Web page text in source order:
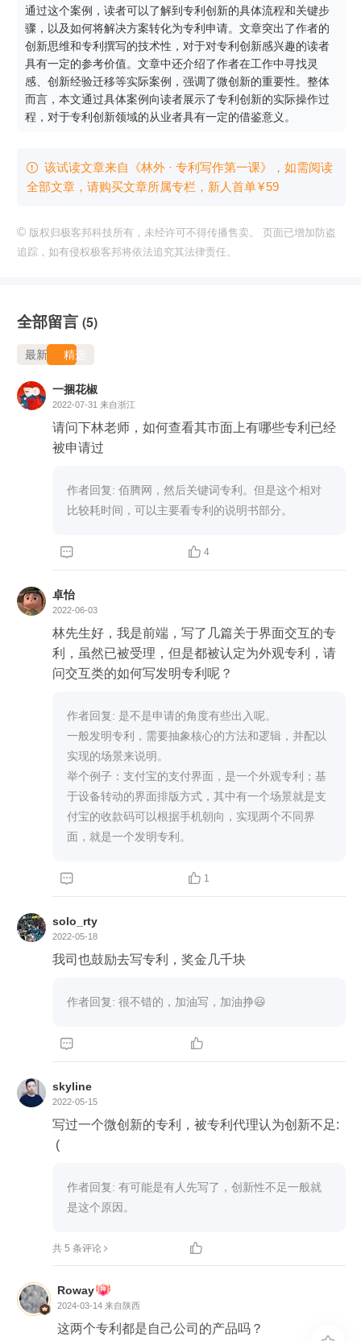
通过这个案例，读者可以了解到专利创新的具体流程和关键步
骤，以及如何将解决方案转化为专利申请。文章突出了作者的
创新思维和专利撰写的技术性，对于对专利创新感兴趣的读者
具有一定的参考价值。文章中还介绍了作者在工作中寻找灵
感、创新经验迁移等实际案例，强调了微创新的重要性。整体
而言，本文通过具体案例向读者展示了专利创新的实际操作过
程，对于专利创新领域的从业者具有一定的借鉴意义。
 该试读文章来自《林外 · 专利写作第一课》，如需阅读
全部文章，请购买文章所属专栏 ，新⼈⾸单¥59
© 版权归极客邦科技所有，未经许可不得传播售卖。 页面已增加防盗
追踪，如有侵权极客邦将依法追究其法律责任。
全部留言 (5)
最新 精选
一捆花椒
2022-07-31 来自浙江
请问下林老师，如何查看其市面上有哪些专利已经
被申请过
作者回复: 佰腾网，然后关键词专利。但是这个相对
比较耗时间，可以主要看专利的说明书部分。
  4
卓怡
2022-06-03
林先生好，我是前端，写了几篇关于界面交互的专
利，虽然已被受理，但是都被认定为外观专利，请
问交互类的如何写发明专利呢？
作者回复: 是不是申请的角度有些出入呢。
一般发明专利，需要抽象核心的方法和逻辑，并配以
实现的场景来说明。
举个例子：支付宝的支付界面，是一个外观专利；基
于设备转动的界面排版方式，其中有一个场景就是支
付宝的收款码可以根据手机朝向，实现两个不同界
面，就是一个发明专利。
  1
solo_rty
2022-05-18
我司也鼓励去写专利，奖金几千块
作者回复: 很不错的，加油写，加油挣😃
 
skyline
2022-05-15
写过一个微创新的专利，被专利代理认为创新不足:
(
作者回复: 有可能是有人先写了，创新性不足一般就
是这个原因。
共 5 条评论 
Roway
2024-03-14 来自陕西
这两个专利都是自己公司的产品吗？